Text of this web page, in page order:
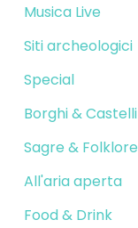
Musica Live
Siti archeologici
Special
Borghi & Castelli
Sagre & Folklore
All'aria aperta
Food & Drink